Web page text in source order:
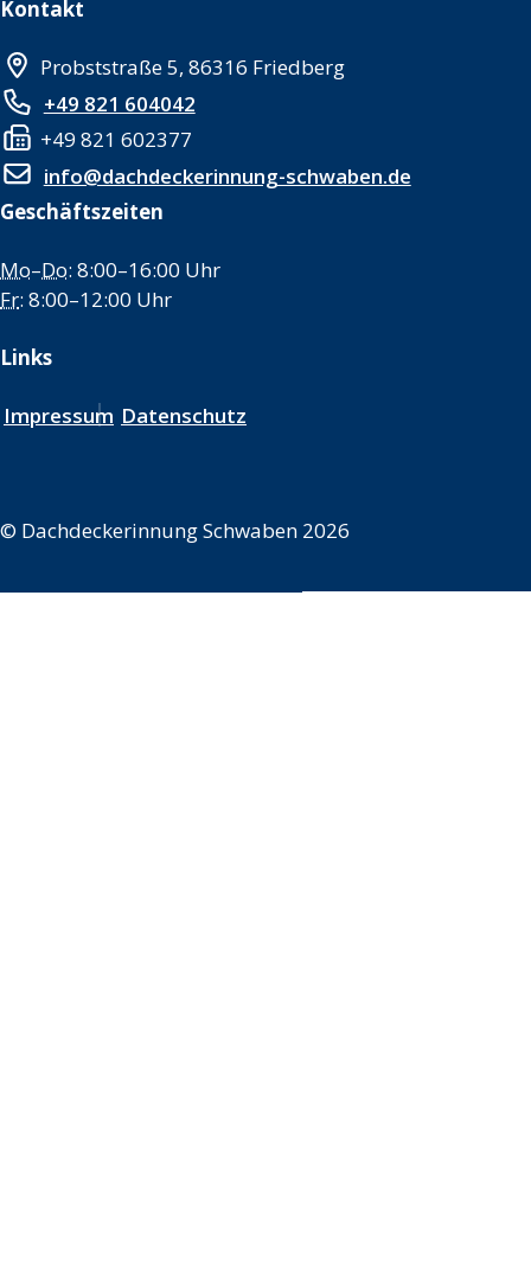
Kontakt
Probststraße 5, 86316 Friedberg
+49 821 604042
+49 821 602377
info@dachdeckerinnung-schwaben.de
Geschäftszeiten
Mo–Do: 8:00–16:00 Uhr
Fr: 8:00–12:00 Uhr
Links
Impressum Datenschutz
© Dachdeckerinnung Schwaben 2026